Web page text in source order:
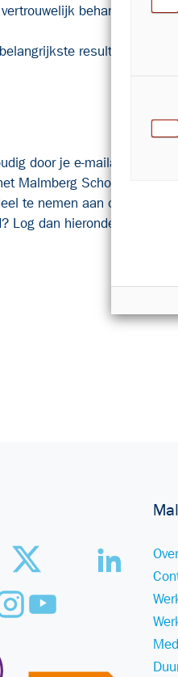
behandeld en
resultaten
door je e-mailadres in te
Malmberg Scholenpanel.
te nemen aan
Log dan hieronder in.